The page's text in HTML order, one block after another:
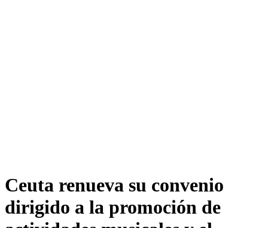
Ceuta renueva su convenio
dirigido a la promoción de